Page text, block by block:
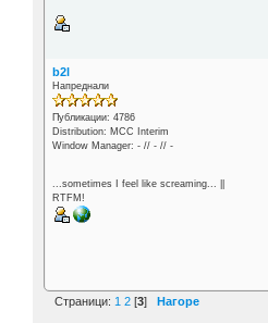
b2l
Напреднали
Публикации: 4786
Distribution: MCC Interim
Window Manager: - // - // -
...sometimes I feel like screaming... ||
RTFM!
Страници: 1 2 [3] Нагоре